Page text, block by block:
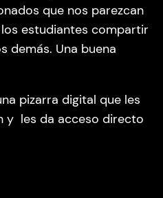
que nos parezcan
estudiantes compartir
demás. Una buena
pizarra digital que les
y les da acceso directo